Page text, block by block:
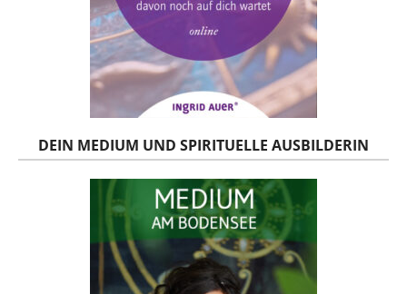
DEIN MEDIUM UND SPIRITUELLE AUSBILDERIN